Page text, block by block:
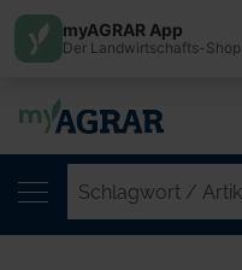
myAGRAR App
Der Landwirtschafts-Shop